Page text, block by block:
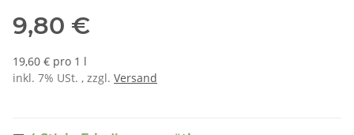
9,80 €
19,60 € pro 1 l
inkl. 7% USt. , zzgl. Versand